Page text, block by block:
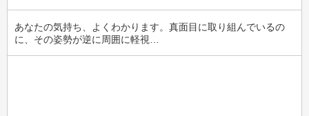
あなたの気持ち、よくわかります。真面目に取り組んでいるの
に、その姿勢が逆に周囲に軽視…